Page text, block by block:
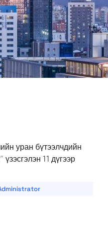
уран бүтээлчдийн
11 дүгээр